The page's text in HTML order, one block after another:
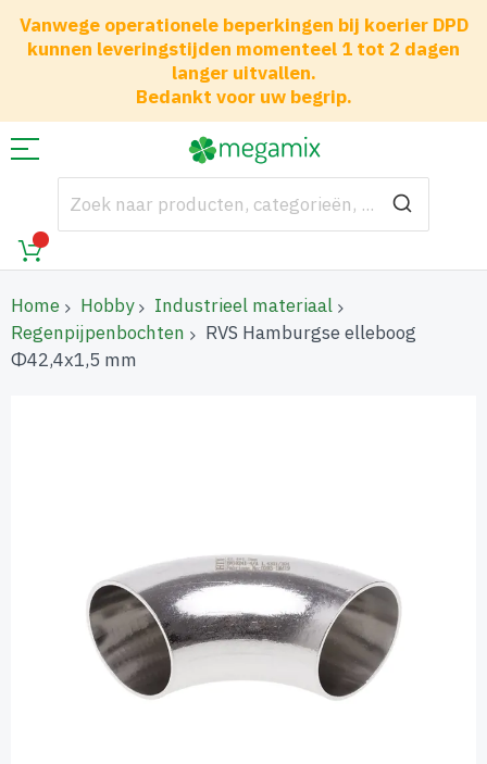
Vanwege operationele beperkingen bij koerier DPD
kunnen leveringstijden momenteel 1 tot 2 dagen
langer uitvallen.
Bedankt voor uw begrip.
Home Hobby
Industrieel materiaal
Regenpijpenbochten
RVS Hamburgse elleboog
Φ42,4x1,5 mm